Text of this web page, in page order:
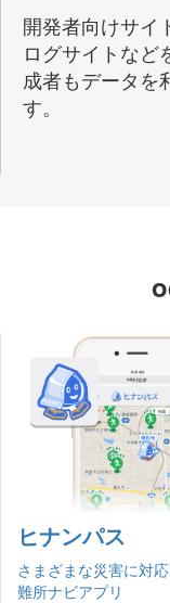
開発者向けサイ
ログサイトなど
成者もデータを
す。
ヒナンパス
さまざまな災害に対
難所ナビアプリ